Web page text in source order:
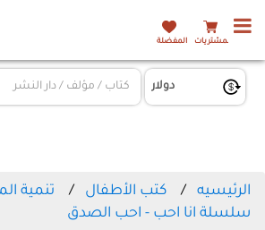
المشتريات المفضلة
الرئيسيه كتب الأطفال
تنمية
سلسلة انا احب - احب الصدق